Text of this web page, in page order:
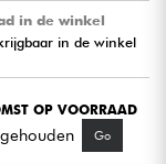
in de winkel
in de winkel
OP VOORRAAD
Go